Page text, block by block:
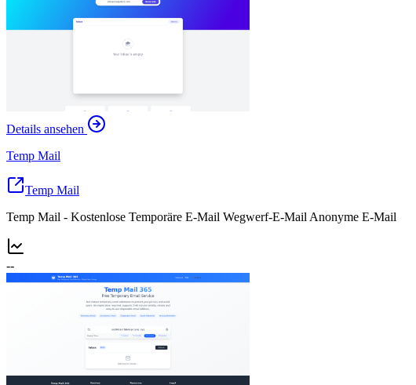
Details ansehen
Temp Mail
Temp Mail
Temp Mail - Kostenlose Temporäre E-Mail Wegwerf-E-Mail Anonyme E-Mail
--